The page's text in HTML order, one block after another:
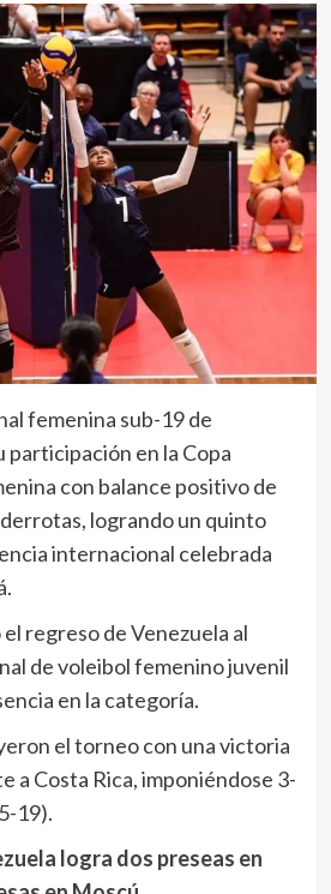
femenina sub-19 de
participación en la Copa
con balance positivo de
logrando un quinto
internacional celebrada
regreso de Venezuela al
de voleibol femenino juvenil
en la categoría.
el torneo con una victoria
a Costa Rica, imponiéndose 3-
19).
logra dos preseas en